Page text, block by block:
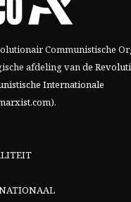
Communistische
afdeling vande
Internationale
.